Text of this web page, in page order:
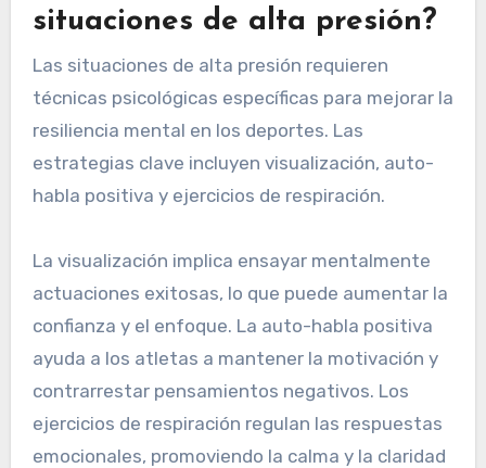
situaciones de alta presión?
Las situaciones de alta presión requieren
técnicas psicológicas específicas para mejorar la
resiliencia mental en los deportes. Las
estrategias clave incluyen visualización, auto-
habla positiva y ejercicios de respiración.
La visualización implica ensayar mentalmente
actuaciones exitosas, lo que puede aumentar la
confianza y el enfoque. La auto-habla positiva
ayuda a los atletas a mantener la motivación y
contrarrestar pensamientos negativos. Los
ejercicios de respiración regulan las respuestas
emocionales, promoviendo la calma y la claridad